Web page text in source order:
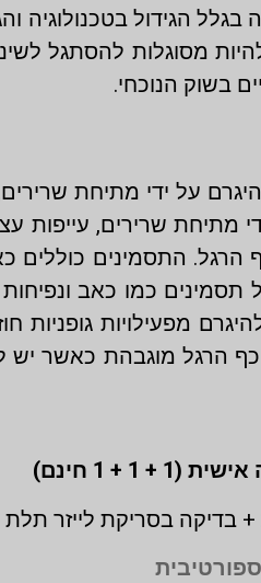
הגידול בטכנולוגיה
מסוגלות להסתגל
בשוק הנוכחי.
על ידי מתיחת
מתיחת שרירים, עייפות
התסמינים כוללים
כמו כאב ונפיחות
מפעילויות גופניות
הרגל מוגבהת כאשר
בדיקה בסריקת לייזר
ספורטיבית